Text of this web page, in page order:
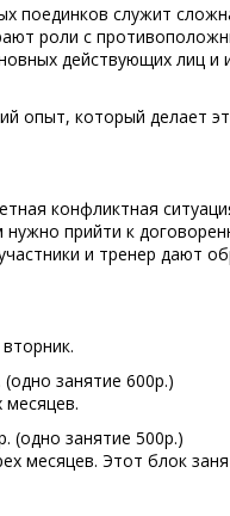
поединков служит
роли с
действующих лиц и
опыт, который делает
конфликтная
прийти к
и тренер дают
занятие 600р.)
месяцев.
(одно занятие 500р.)
месяцев. Этот блок